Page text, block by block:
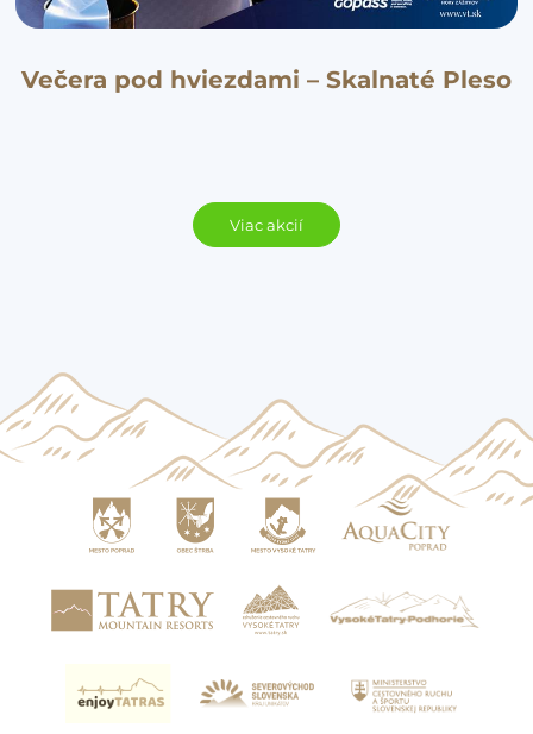
Večera pod hviezdami – Skalnaté Pleso
Viac akcií